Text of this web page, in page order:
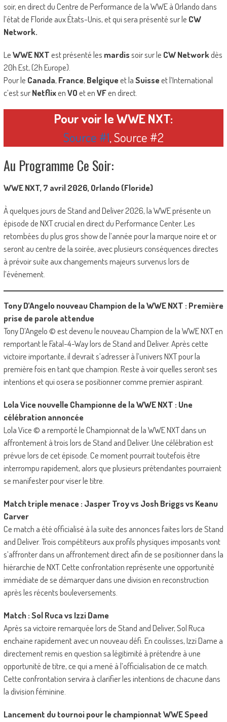
soir, en direct du Centre de Performance de la WWE à Orlando dans
l’état de Floride aux États-Unis, et qui sera présenté sur le CW
Network.
LeWWE NXTest présenté les mardissoir sur le CW Networkdès
20h Est, (2h Europe).
Pour le Canada, France, Belgiqueet laSuisseet l’International
c’est surNetflixenVOet enVFen direct.
Pour voir le WWE NXT:
Source #1, Source #2
Au Programme Ce Soir:
WWE NXT, 7 avril 2026, Orlando (Floride)
À quelques jours de Stand and Deliver 2026, la WWE présente un
épisode de NXT crucial en direct du Performance Center. Les
retombées du plus gros show de l’année pour la marque noire et or
seront au centre de la soirée, avec plusieurs conséquences directes
à prévoir suite aux changements majeurs survenus lors de
l’événement.
Tony D’Angelo nouveau Champion de la WWE NXT : Première
prise de parole attendue
Tony D’Angelo © est devenu le nouveau Champion de la WWE NXT en
remportant le Fatal-4-Way lors de Stand and Deliver. Après cette
victoire importante, il devrait s’adresser à l’univers NXT pour la
première fois en tant que champion. Reste à voir quelles seront ses
intentions et qui osera se positionner comme premier aspirant.
Lola Vice nouvelle Championne de la WWE NXT : Une
célébration annoncée
Lola Vice © a remporté le Championnat de la WWE NXT dans un
affrontement à trois lors de Stand and Deliver. Une célébration est
prévue lors de cet épisode. Ce moment pourrait toutefois être
interrompu rapidement, alors que plusieurs prétendantes pourraient
se manifester pour viser le titre.
Match triple menace : Jasper Troy vs Josh Briggs vs Keanu
Carver
Ce match a été officialisé à la suite des annonces faites lors de Stand
and Deliver. Trois compétiteurs aux profils physiques imposants vont
s’affronter dans un affrontement direct afin de se positionner dans la
hiérarchie de NXT. Cette confrontation représente une opportunité
immédiate de se démarquer dans une division en reconstruction
après les récents bouleversements.
Match : Sol Ruca vs Izzi Dame
Après sa victoire remarquée lors de Stand and Deliver, Sol Ruca
enchaine rapidement avec un nouveau défi. En coulisses, Izzi Dame a
directement remis en question sa légitimité à prétendre à une
opportunité de titre, ce qui a mené à l’officialisation de ce match.
Cette confrontation servira à clarifier les intentions de chacune dans
la division féminine.
Lancement du tournoi pour le championnat WWE Speed